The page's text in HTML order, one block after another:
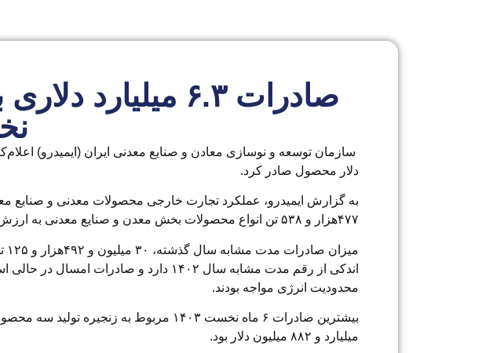
صادرات ۶.۳
دلار محصول صادر کرد.
۴۷۷‌هزار و ۵۳۸ تن انواع محصولات بخش معدن و صنایع معدنی به ارزش ۶ میلیارد و ۳۳۱ میلیون دلار است.
اندکی از رقم مدت مشابه سال ۱۴۰۲ دارد
محدودیت انرژی مواجه بودند.
میلیارد و ۸۸۲ میلیون دلار بود.